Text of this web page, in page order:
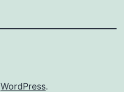
WordPress.